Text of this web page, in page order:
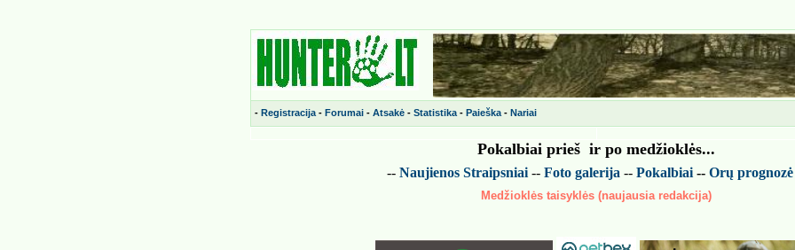
- Registracija - Forumai - Atsakė - Statistika - Paieška - Nariai
Pokalbiai prieš ir po medžioklės...
-- Naujienos Straipsniai -- Foto galerija -- Pokalbiai -- Orų prognozė
Medžioklės taisyklės (naujausia redakcija)